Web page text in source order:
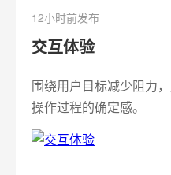
12小时前发布
交互体验
围绕用户目标减少阻力
操作过程的确定感。